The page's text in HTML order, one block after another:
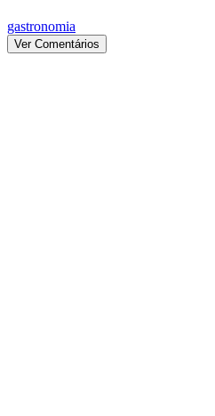
gastronomia
Ver Comentários